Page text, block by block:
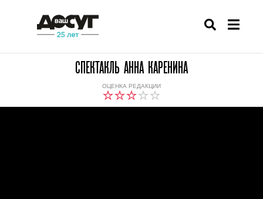
СПЕКТАКЛЬ АННА КАРЕНИНА
ОЦЕНКА РЕДАКЦИИ